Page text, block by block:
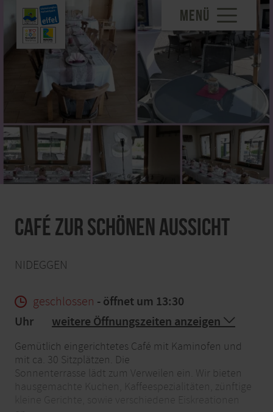
MENÜ
Café Zur Schönen Aussicht
NIDEGGEN
geschlossen - öffnet um 13:30
Uhr
weitere Öffnungszeiten anzeigen
Gemütlich eingerichtetes Café mit Kaminofen und
mit ca. 30 Sitzplätzen. Die
Sonnenterrasse lädt zum Verweilen ein. Wir bieten
hausgemachte Kuchen, Kaffeespezialitäten, zünftige